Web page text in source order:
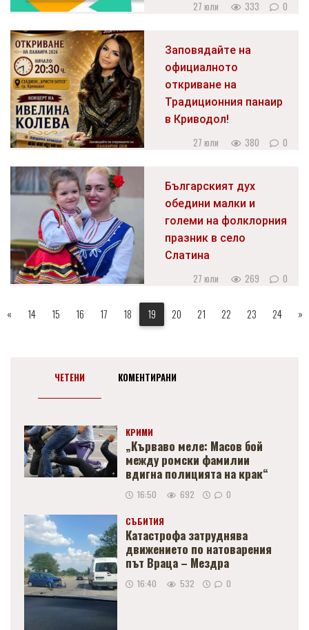
27 юли 333 0
Заповядайте на
официалното
откриване на
Традиционния панаир
в Криводол!
27 юли 380 0
Българският дух
обедини малки и
големи на фолклорния
празник в село
Слатина
27 юли 269 0
« 14 15 16 17 18 19 20 21 22 23 24 »
ЧЕТЕНИ КОМЕНТИРАНИ
КРИМИ
„Кърваво меле: Масов бой
между ромски фамилии
вдигна полицията на крак“
16:50 692 0
СЪБИТИЯ
Катастрофа затруднява
движението по натоварения
път Враца – Мездра
16:40 532 0